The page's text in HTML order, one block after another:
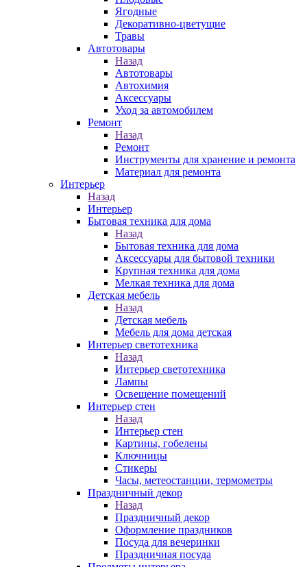
Ягодные
Декоративно-цветущие
Травы
Автотовары
Назад
Автотовары
Автохимия
Аксессуары
Уход за автомобилем
Ремонт
Назад
Ремонт
Инструменты для хранение и ремонта
Материал для ремонта
Интерьер
Назад
Интерьер
Бытовая техника для дома
Назад
Бытовая техника для дома
Аксессуары для бытовой техники
Крупная техника для дома
Мелкая техника для дома
Детская мебель
Назад
Детская мебель
Мебель для дома детская
Интерьер светотехника
Назад
Интерьер светотехника
Лампы
Освещение помещений
Интерьер стен
Назад
Интерьер стен
Картины, гобелены
Ключницы
Стикеры
Часы, метеостанции, термометры
Праздничный декор
Назад
Праздничный декор
Оформление праздников
Посуда для вечеринки
Праздничная посуда